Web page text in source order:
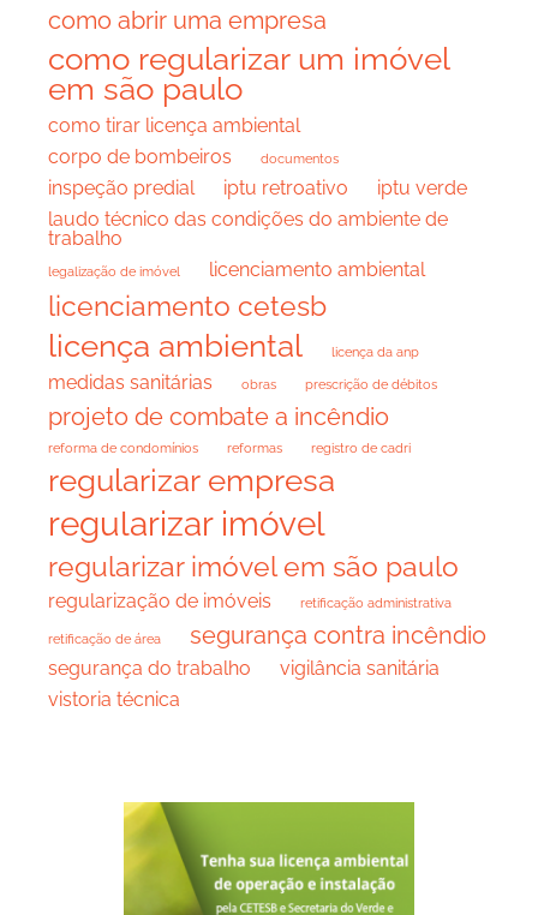
como abrir uma empresa
como regularizar um imóvel
em são paulo
como tirar licença ambiental
corpo de bombeiros
documentos
inspeção predial iptu retroativo
iptu verde
laudo técnico das condições do ambiente de
trabalho
legalização de imóvel licenciamento ambiental
licenciamento cetesb
licença ambiental licença da anp
medidas sanitárias obras prescrição de débitos
projeto de combate a incêndio
reforma de condomínios reformas registro de cadri
regularizar empresa
regularizar imóvel
regularizar imóvel em são paulo
regularização de imóveis retificação administrativa
retificação de área segurança contra incêndio
segurança do trabalho
vigilância sanitária
vistoria técnica